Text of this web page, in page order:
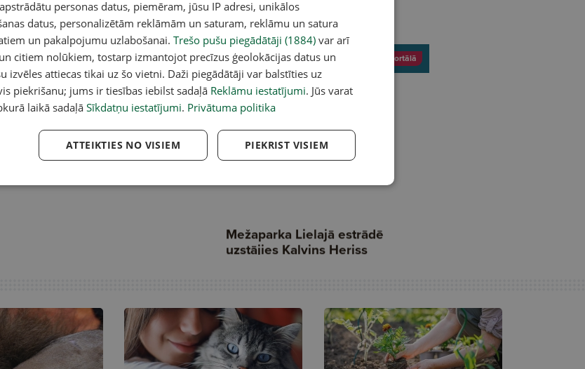
personas datus, piemēram, jūsu IP adresi, unikālos
datus, personalizētām reklāmām un saturam, reklāmu un satura
un pakalpojumu uzlabošanai. Trešo pušu piegādātāji (1884) var arī
citiem nolūkiem, tostarp izmantojot precīzus ģeolokācijas datus un
izvēles attiecas tikai uz šo vietni. Daži piegādātāji var balstīties uz
piekrišanu; jums ir tiesības iebilst sadaļā Reklāmu iestatījumi. Jūs varat
laikā sadaļāSīkdatņu iestatījumi. Privātuma politika
PIEKRIST VISIEM
ATTEIKTIES NO VISIEM